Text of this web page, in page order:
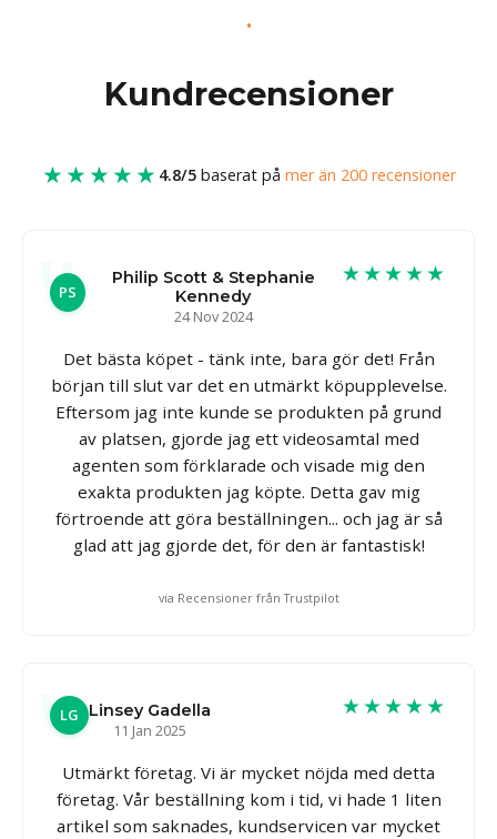
Kundrecensioner
★★★★★ 4.8/5baserat på mer än 200 recensioner
PS
Philip Scott & Stephanie
Kennedy
24 Nov 2024
★★★★★
Det bästa köpet - tänk inte, bara gör det! Från
början till slut var det en utmärkt köpupplevelse.
Eftersom jag inte kunde se produkten på grund
av platsen, gjorde jag ett videosamtal med
agenten som förklarade och visade mig den
exakta produkten jag köpte. Detta gav mig
förtroende att göra beställningen... och jag är så
glad att jag gjorde det, för den är fantastisk!
via Recensioner från Trustpilot
LG
Linsey Gadella
11 Jan 2025
★★★★★
Utmärkt företag. Vi är mycket nöjda med detta
företag. Vår beställning kom i tid, vi hade 1 liten
artikel som saknades, kundservicen var mycket